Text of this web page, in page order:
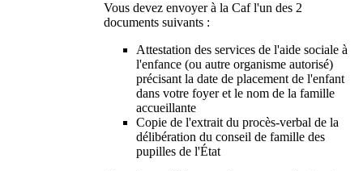
Vous devez envoyer à la Caf l'un des 2
documents suivants :
Attestation des services de l'aide sociale à
l'enfance (ou autre organisme autorisé)
précisant la date de placement de l'enfant
dans votre foyer et le nom de la famille
accueillante
Copie de l'extrait du procès-verbal de la
délibération du conseil de famille des
pupilles de l'État